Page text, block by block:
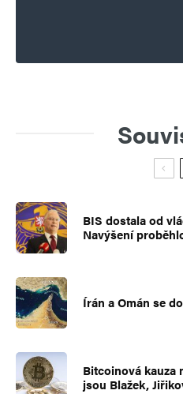
BIS dostala od
Navýšení
Írán a Omán se
Bitcoinová kauza
jsou Blažek,